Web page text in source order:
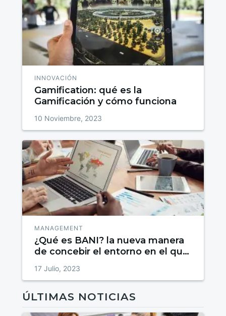
INNOVACIÓN
Gamification: qué es la
Gamificación y cómo funciona
10 Noviembre, 2023
MANAGEMENT
¿Qué es BANI? la nueva manera
de concebir el entorno en el que
17 Julio, 2023
ÚLTIMAS NOTICIAS